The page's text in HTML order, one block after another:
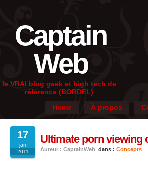
Captain
Web
le VRAI blog geek et high tech de
référence (BORDEL)
Home
À propos
17
jan
2011
Ultimate porn viewing
Auteur : CaptainWeb dans : Concepts